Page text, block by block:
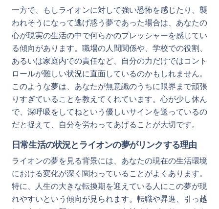
一方で、もしライオンに対して強い恐怖を感じたり、襲
われそうになって逃げ惑う夢であった場合は、あなたの
心が現実の生活の中で何らかのプレッシャーを感じてい
る傾向があります。職場の人間関係や、学校での役割、
あるいは家庭内での責任など、自分の力だけではコント
ロールが難しい状況に直面しているのかもしれません。
このような夢は、あなたが無意識のうちに限界まで頑張
りすぎていることを教えてくれています。心が少し休ん
で、深呼吸をしてねという優しいサインを送っているの
だと捉えて、自分を労わってあげることが大切です。
日常生活の状況とライオンの夢がリンクする理由
ライオンの夢を見る背景には、あなたの現在の生活環境
における変化が深く関わっていることがよくあります。
特に、人生の大きな転換期を迎えている人にこの夢が現
れやすいという傾向が見られます。転職や昇進、引っ越